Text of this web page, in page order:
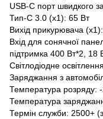
USB-С порт швидкого
Тип-C 3.0 (x1): 65 Вт
Вихід прикурювача
Вхід для сонячної
підтримка 400 Вт*2, 18
Світлодіодне
Заряджання з
Температура розряду:
Температура
Термін служби: 2500+